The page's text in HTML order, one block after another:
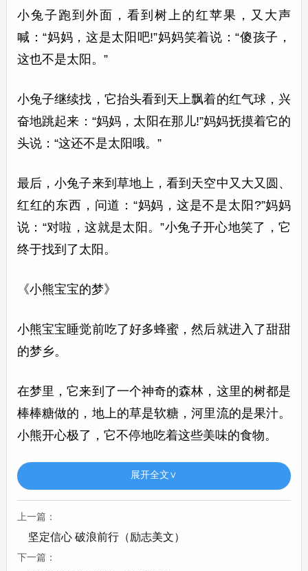
小兔子跑到外面，看到树上的红苹果，又大声
喊：“妈妈，这是太阳吧!”妈妈笑着说：“傻孩子，
这也不是太阳。”
小兔子继续找，它抬头看到天上飘着的红气球，兴
奋地跳起来：“妈妈，太阳在那儿!”妈妈抚摸着它的
头说：“这还不是太阳哦。”
最后，小兔子来到草地上，看到天空中又大又圆、
红红的东西，问道：“妈妈，这是不是太阳?”妈妈
说：“对啦，这就是太阳。”小兔子开心地笑了，它
终于找到了太阳。
《小熊宝宝的梦》
小熊宝宝睡觉前吃了好多蜂蜜，然后就进入了甜甜
的梦乡。
在梦里，它来到了一个神奇的森林，这里的树都是
棒棒糖做的，地上的草是软糖，河里流的是果汁。
小熊开心极了，它不停地吃着这些美味的食物。
可是，吃着吃着，小熊发现自己的牙齿开始疼起
来，而且越来越疼。它着急地哭了，这时候，兔医
生出现了，兔医生说：“小熊，你吃太多甜食了，
牙齿都坏掉了。”说完，兔医生就开始给小熊拔
牙。
展开全文∨
上一篇：
坚定信心 破浪前行（励志美文）
下一篇：